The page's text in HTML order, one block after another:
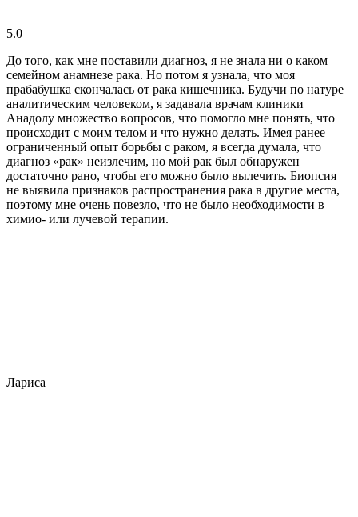
5.0
До того, как мне поставили диагноз, я не знала ни о каком
семейном анамнезе рака. Но потом я узнала, что моя
прабабушка скончалась от рака кишечника. Будучи по натуре
аналитическим человеком, я задавала врачам клиники
Анадолу множество вопросов, что помогло мне понять, что
происходит с моим телом и что нужно делать. Имея ранее
ограниченный опыт борьбы с раком, я всегда думала, что
диагноз «рак» неизлечим, но мой рак был обнаружен
достаточно рано, чтобы его можно было вылечить. Биопсия
не выявила признаков распространения рака в другие места,
поэтому мне очень повезло, что не было необходимости в
химио- или лучевой терапии.
Лариса